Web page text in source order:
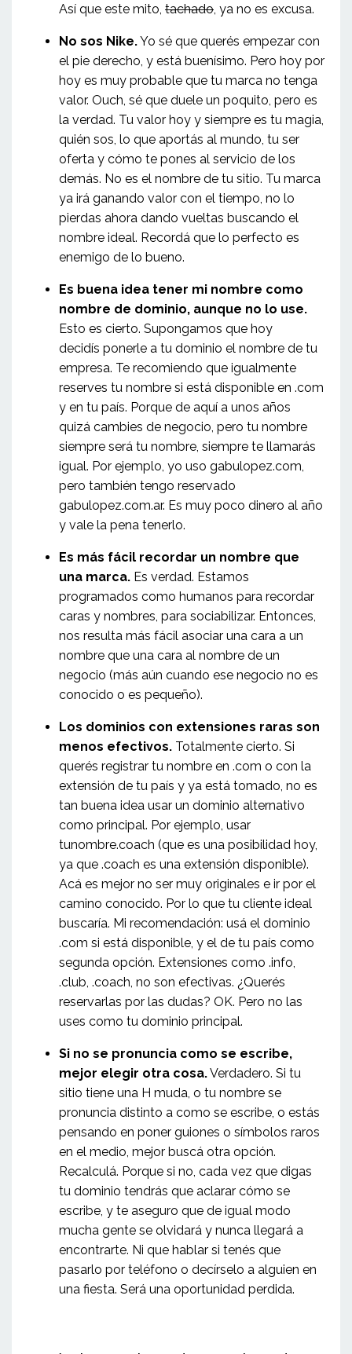
Así que este mito, tachado , ya no es excusa.
No sos Nike.Yo sé que querés empezar con
el pie derecho, y está buenísimo. Pero hoy por
hoy es muy probable que tu marca no tenga
valor. Ouch, sé que duele un poquito, pero es
la verdad. Tu valor hoy y siempre es tu magia,
quién sos, lo que aportás al mundo, tu ser
oferta y cómo te pones al servicio de los
demás. No es el nombre de tu sitio. Tu marca
ya irá ganando valor con el tiempo, no lo
pierdas ahora dando vueltas buscando el
nombre ideal. Recordá que lo perfecto es
enemigo de lo bueno.
Es buena idea tener mi nombre como
nombre de dominio, aunque no lo use.
Esto es cierto. Supongamos que hoy
decidís ponerle a tu dominio el nombre de tu
empresa. Te recomiendo que igualmente
reserves tu nombre si está disponible en .com
y en tu país. Porque de aquí a unos años
quizá cambies de negocio, pero tu nombre
siempre será tu nombre, siempre te llamarás
igual. Por ejemplo, yo uso gabulopez.com,
pero también tengo reservado
gabulopez.com.ar. Es muy poco dinero al año
y vale la pena tenerlo.
Es más fácil recordar un nombre que
una marca. Es verdad. Estamos
programados como humanos para recordar
caras y nombres, para sociabilizar. Entonces,
nos resulta más fácil asociar una cara a un
nombre que una cara al nombre de un
negocio (más aún cuando ese negocio no es
conocido o es pequeño).
Los dominios con extensiones raras son
menos efectivos. Totalmente cierto. Si
querés registrar tu nombre en .com o con la
extensión de tu país y ya está tomado, no es
tan buena idea usar un dominio alternativo
como principal. Por ejemplo, usar
tunombre.coach (que es una posibilidad hoy,
ya que .coach es una extensión disponible).
Acá es mejor no ser muy originales e ir por el
camino conocido. Por lo que tu cliente ideal
buscaría. Mi recomendación: usá el dominio
.com si está disponible, y el de tu país como
segunda opción. Extensiones como .info,
.club, .coach, no son efectivas. ¿Querés
reservarlas por las dudas? OK. Pero no las
uses como tu dominio principal.
Si no se pronuncia como se escribe,
mejor elegir otra cosa.Verdadero. Si tu
sitio tiene una H muda, o tu nombre se
pronuncia distinto a como se escribe, o estás
pensando en poner guiones o símbolos raros
en el medio, mejor buscá otra opción.
Recalculá. Porque si no, cada vez que digas
tu dominio tendrás que aclarar cómo se
escribe, y te aseguro que de igual modo
mucha gente se olvidará y nunca llegará a
encontrarte. Ni que hablar si tenés que
pasarlo por teléfono o decírselo a alguien en
una fiesta. Será una oportunidad perdida.